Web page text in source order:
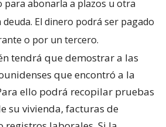
para abonarla a plazos u otra
El dinero podrá ser pagado
o por un tercero.
tendrá que demostrar a las
que encontró a la
ello podrá recopilar pruebas
su vivienda, facturas de